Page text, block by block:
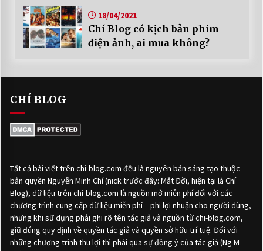
18/04/2021
Chí Blog có kịch bản phim
điện ảnh, ai mua không?
CHÍ BLOG
Tất cả bài viết trên chi-blog.com đều là nguyên bản sáng tạo thuộc
bản quyền Nguyễn Minh Chí (nick trước đây: Mắt Đời, hiện tại là Chí
Blog), dữ liệu trên chi-blog.com là nguồn mở miễn phí đối với các
chương trình cung cấp dữ liệu miễn phí – phi lợi nhuận cho người dùng,
nhưng khi sữ dụng phải ghi rõ tên tác giả và nguồn từ chi-blog.com,
giữ đúng quy định về quyền tác giả và quyền sở hữu trí tuệ. Đối với
những chương trình thu lợi thì phải qua sự đồng ý của tác giả (Ng M